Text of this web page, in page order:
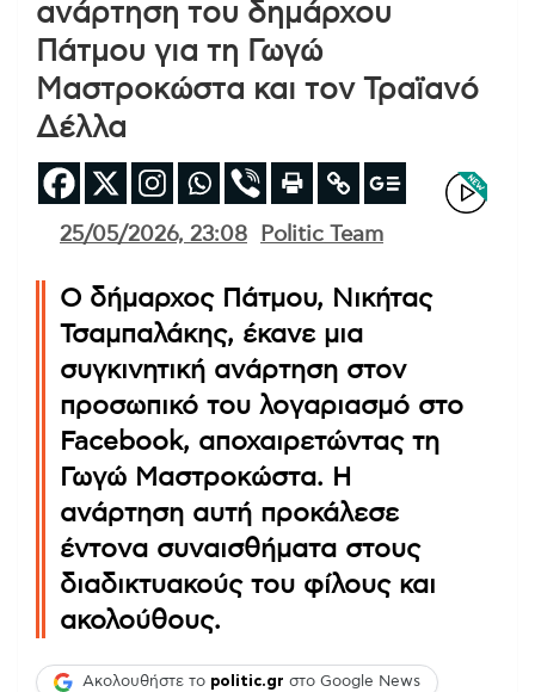
ανάρτηση του δημάρχου
Πάτμου για τη Γωγώ
Μαστροκώστα και τον Τραϊανό
Δέλλα
25/05/2026, 23:08 Politic Team
Ο δήμαρχος Πάτμου, Νικήτας
Τσαμπαλάκης, έκανε μια
συγκινητική ανάρτηση στον
προσωπικό του λογαριασμό στο
Facebook, αποχαιρετώντας τη
Γωγώ Μαστροκώστα. Η
ανάρτηση αυτή προκάλεσε
έντονα συναισθήματα στους
διαδικτυακούς του φίλους και
ακολούθους.
Ακολουθήστε το politic.gr στο Google News